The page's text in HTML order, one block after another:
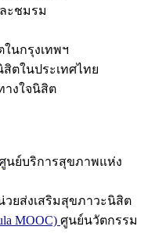
ะชมรม
นกรุงเทพฯ
ตในประเทศไทย
างใจนิสิต
นย์บริการสุขภาพแห่ง
วยส่งเสริมสุขภาวะนิสิต
MOOC) ศูนย์นวัตกรรม